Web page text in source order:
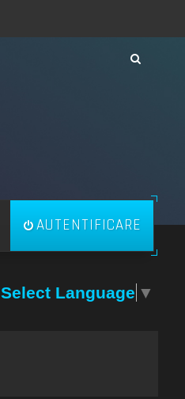
AUTENTIFICARE
Select Language ▼